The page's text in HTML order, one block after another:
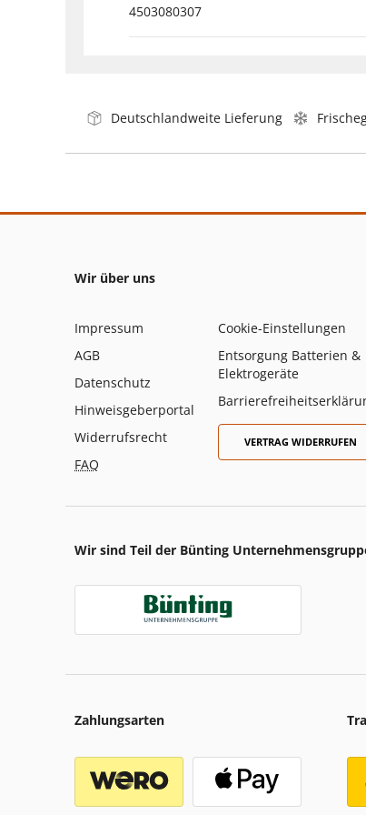
4503080307
Deutschlandweite Lieferung
Wir über uns
Impressum
AGB
Datenschutz
Hinweisgeberportal
Widerrufsrecht
FAQ
Cookie-Einstellungen
Entsorgung Batterien &
Elektrogeräte
VERTRAG WIDERRUFEN
Wir sind Teil der Bünting
Zahlungsarten